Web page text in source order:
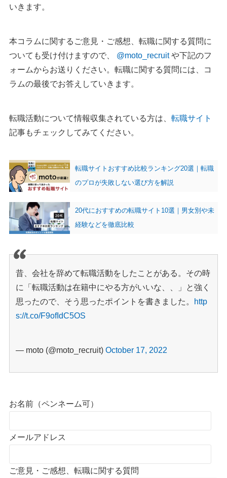
いきます。
本コラムに関するご意見・ご感想、転職に関する質問に
ついても受け付けますので、 @moto_recruitや下記のフ
ォームからお送りください。転職に関する質問には、コ
ラムの最後でお答えしていきます。
転職活動について情報収集されている方は、 転職サイト
記事もチェックしてみてください。
転職サイトおすすめ比較ランキング20選｜転職
のプロが失敗しない選び方を解説
20代におすすめの転職サイト10選｜男女別や未
経験などを徹底比較
昔、会社を辞めて転職活動をしたことがある。その時
に「転職活動は在籍中にやる方がいいな、、」と強く
思ったので、そう思ったポイントを書きました。
http
s://t.co/F9ofIdC5OS
— moto (@moto_recruit) October 17, 2022
お名前（ペンネーム可）
メールアドレス
ご意見・ご感想、転職に関する質問